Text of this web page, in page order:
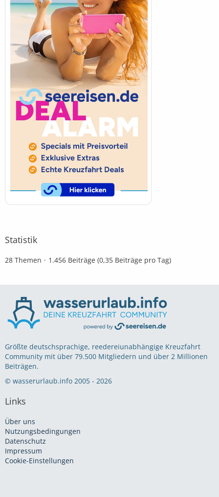
Statistik
28 Themen 1.456 Beiträge (0,35 Beiträge pro Tag)
Größte deutschsprachige, reedereiunabhängige Kreuzfahrt
Community mit über 79.500 Mitgliedern und über 2 Millionen
Beiträgen.
© wasserurlaub.info 2005 - 2026
Links
Über uns
Nutzungsbedingungen
Datenschutz
Impressum
Cookie-Einstellungen